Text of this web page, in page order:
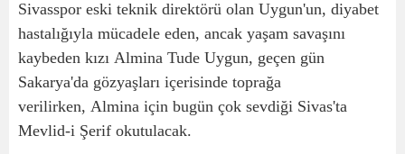
Sivasspor eski teknik direktörü olan Uygun'un, diyabet
hastalığıyla mücadele eden, ancak yaşam savaşını
kaybeden kızı Almina Tude Uygun, geçen gün
Sakarya'da gözyaşları içerisinde toprağa
verilirken, Almina için bugün çok sevdiği Sivas'ta
Mevlid-i Şerif okutulacak.